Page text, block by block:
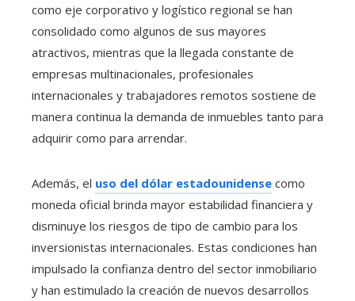
como eje corporativo y logístico regional se han
consolidado como algunos de sus mayores
atractivos, mientras que la llegada constante de
empresas multinacionales, profesionales
internacionales y trabajadores remotos sostiene de
manera continua la demanda de inmuebles tanto para
adquirir como para arrendar.
Además, el uso del dólar estadounidense como
moneda oficial brinda mayor estabilidad financiera y
disminuye los riesgos de tipo de cambio para los
inversionistas internacionales. Estas condiciones han
impulsado la confianza dentro del sector inmobiliario
y han estimulado la creación de nuevos desarrollos